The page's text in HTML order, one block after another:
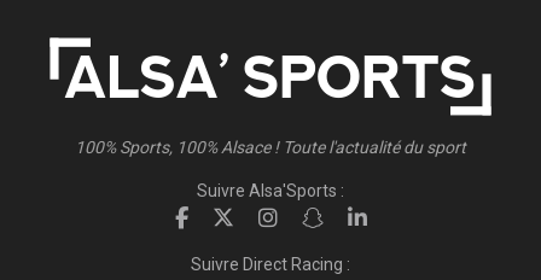
100% Sports, 100% Alsace ! Toute l'actualité du sport
Suivre Alsa'Sports :
Suivre Direct Racing :